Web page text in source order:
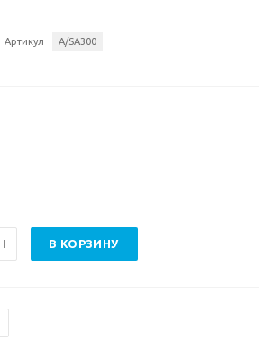
Артикул A/SA300
В КОРЗИНУ